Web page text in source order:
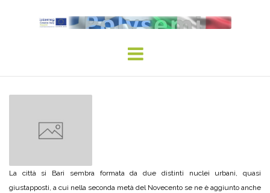
La città si Bari sembra formata da due distinti nuclei urbani, quasi
giustapposti, a cui nella seconda metà del Novecento se ne è aggiunto anche